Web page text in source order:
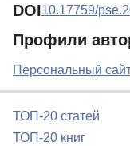
DOI10.17759/
Профили
Персональный
ТОП-20 статей
ТОП-20 книг